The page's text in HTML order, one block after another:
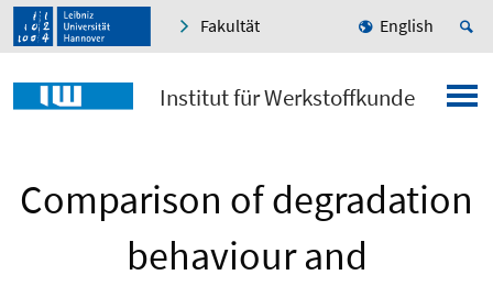
Fakultät English
Institut für Werkstoffkunde
Comparison of degradation
behaviour and